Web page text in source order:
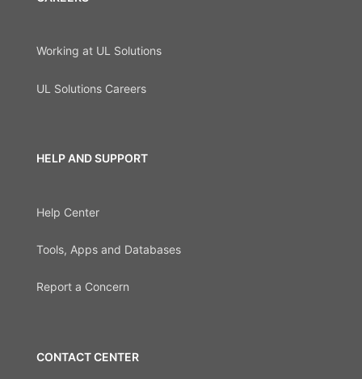
Working at UL Solutions
UL Solutions Careers
HELP AND SUPPORT
Help Center
Tools, Apps and Databases
Report a Concern
CONTACT CENTER